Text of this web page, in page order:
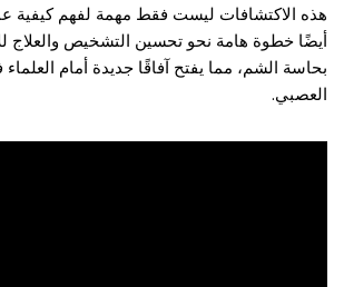
هذه الاكتشافات ليست فقط مهمة لفهم كيفية
أيضًا خطوة هامة نحو تحسين التشخيص والعلاج
بحاسة الشم، مما يفتح آفاقًا جديدة أمام
العصبي.